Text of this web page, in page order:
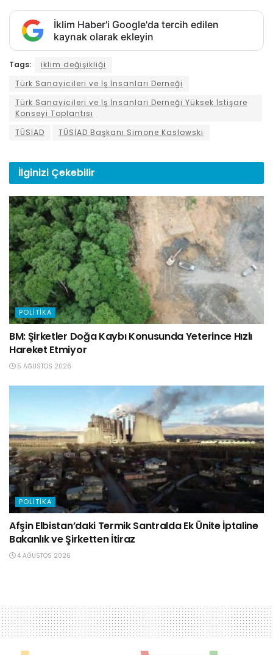
İklim Haber'i Google'da tercih edilen
kaynak olarak ekleyin
Tags:
iklim değişikliği
Türk Sanayicileri ve İş İnsanları Derneği
Türk Sanayicileri ve İş İnsanları Derneği Yüksek İstişare
Konseyi Toplantısı
TÜSİAD
TÜSİAD Başkanı Simone Kaslowski
İlginizi Çekebilir
POLITIKA
BM: Şirketler Doğa Kaybı Konusunda Yeterince Hızlı
Hareket Etmiyor
5 AĞUSTOS 2026
POLITIKA
Afşin Elbistan’daki Termik Santralda Ek Ünite İptaline
Bakanlık ve Şirketten İtiraz
4 AĞUSTOS 2026